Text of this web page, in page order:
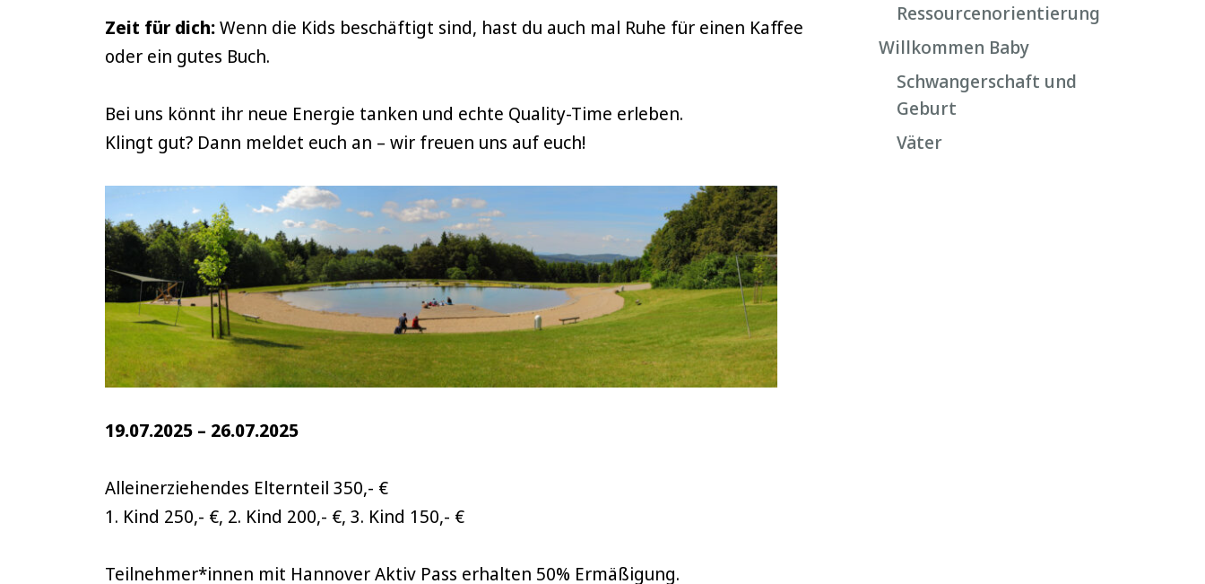
Zeit für dich:Wenn die Kids beschäftigt sind, hast du auch mal Ruhe für einen Kaffee
oder ein gutes Buch.
Bei uns könnt ihr neue Energie tanken und echte Quality-Time erleben.
Klingt gut? Dann meldet euch an – wir freuen uns auf euch!
19.07.2025 – 26.07.2025
Alleinerziehendes Elternteil 350,- €
1. Kind 250,- €, 2. Kind 200,- €, 3. Kind 150,- €
Teilnehmer*innen mit Hannover Aktiv Pass erhalten 50% Ermäßigung.
Ressourcenorientierung
Willkommen Baby
Schwangerschaft und
Geburt
Väter